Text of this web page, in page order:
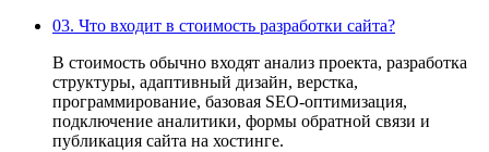
03. Что входит в стоимость разработки сайта?
В стоимость обычно входят анализ проекта, разработка
структуры, адаптивный дизайн, верстка,
программирование, базовая SEO-оптимизация,
подключение аналитики, формы обратной связи и
публикация сайта на хостинге.